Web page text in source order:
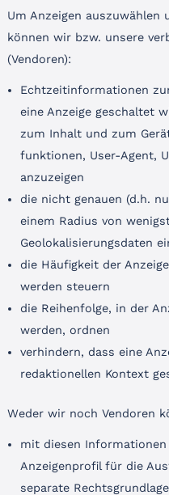
Um Anzeigen auszuwählen
können wir bzw. unsere
(Vendoren):
Echtzeitinformationen
eine Anzeige geschaltet
zum Inhalt und zum
funktionen, User-Agent,
anzuzeigen
die nicht genauen (d.h.
einem Radius von
Geolokalisierungsdaten
die Häufigkeit der
werden steuern
die Reihenfolge, in der
werden, ordnen
verhindern, dass eine
redaktionellen Kontext
Weder wir noch Vendoren
mit diesen
Anzeigenprofil für die
separate